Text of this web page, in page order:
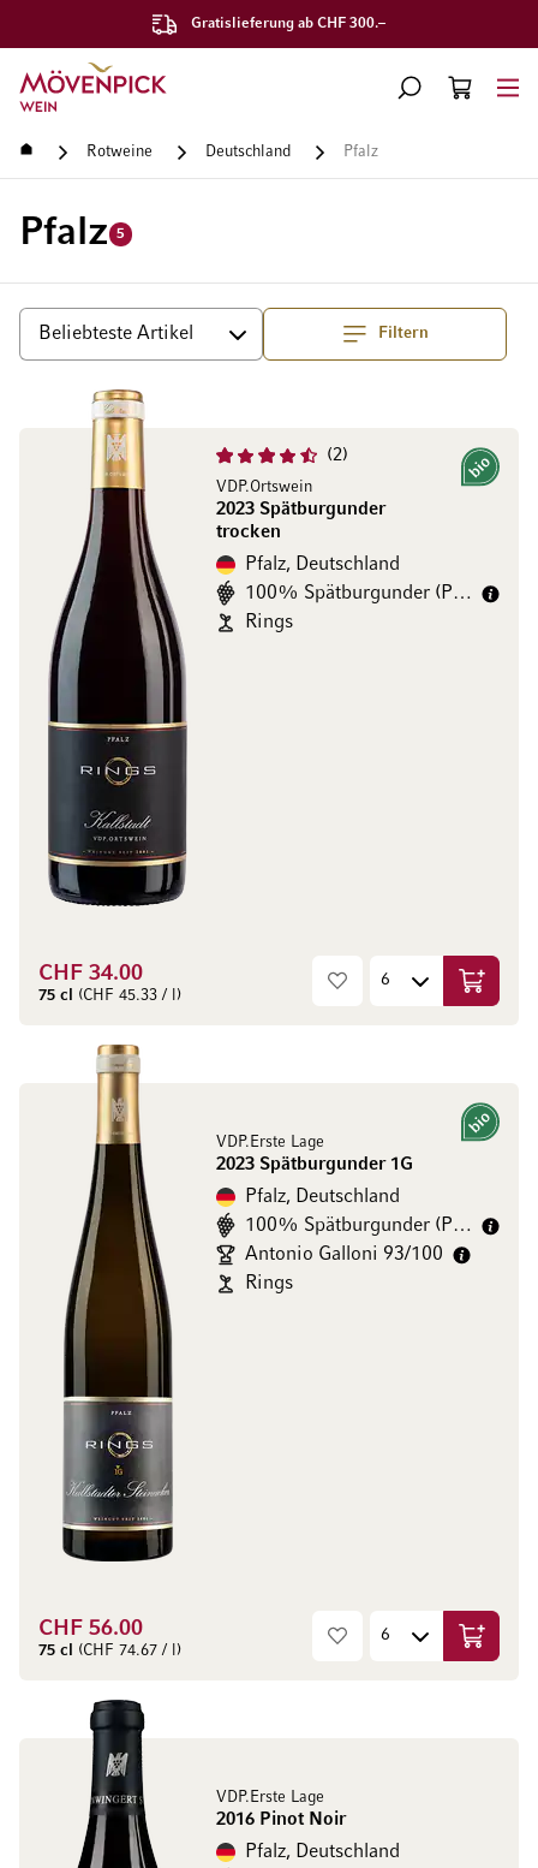
Gratislieferung ab CHF 300.–
Zur Startseite
SUCHE
WARENKORB
Startseite Rotweine Deutschland Pfalz
Pfalz 5
Filtern
Sortieren Top
2
VDP.Ortswein
2023 Spätburgunder
trocken
Bio
Pfalz, Deutschland
100% Spätburgunder (Pinot Noir)
Rings
CHF 34.00
75 cl (CHF 45.33 / l) In den
VDP.Erste Lage
2023 Spätburgunder 1G
Bio
Pfalz, Deutschland
100% Spätburgunder (Pinot Noir)
Antonio Galloni 93/100
Rings
CHF 56.00
75 cl (CHF 74.67 / l) In den
VDP.Erste Lage
2016 Pinot Noir
Pfalz, Deutschland